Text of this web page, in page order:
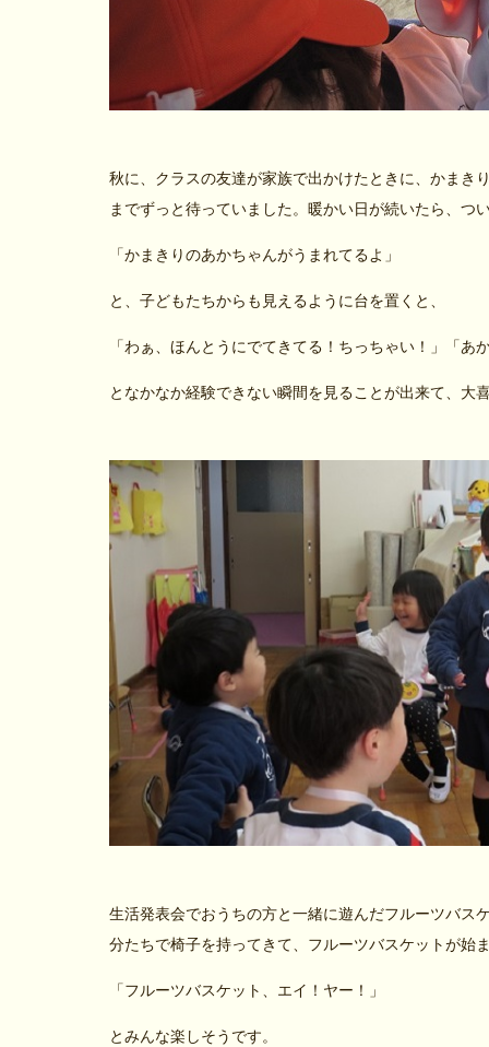
秋に、クラスの友達が家族で出かけたときに、かまき
までずっと待っていました。暖かい日が続いたら、つ
「かまきりのあかちゃんがうまれてるよ」
と、子どもたちからも見えるように台を置くと、
「わぁ、ほんとうにでてきてる！ちっちゃい！」「
となかなか経験できない瞬間を見ることが出来て、大
生活発表会でおうちの方と一緒に遊んだフルーツバス
分たちで椅子を持ってきて、フルーツバスケットが始
「フルーツバスケット、エイ！ヤー！」
とみんな楽しそうです。